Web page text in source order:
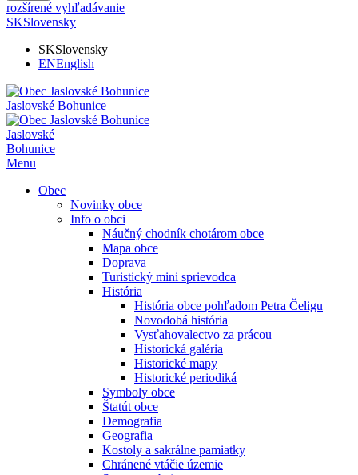
rozšírené vyhľadávanie
SKSlovensky
SKSlovensky
ENEnglish
Jaslovské Bohunice
Jaslovské
Bohunice
Menu
Obec
Novinky obce
Info o obci
Náučný chodník chotárom obce
Mapa obce
Doprava
Turistický mini sprievodca
História
História obce pohľadom Petra Čeligu
Novodobá história
Vysťahovalectvo za prácou
Historická galéria
Historické mapy
Historické periodiká
Symboly obce
Štatút obce
Demografia
Geografia
Kostoly a sakrálne pamiatky
Chránené vtáčie územie